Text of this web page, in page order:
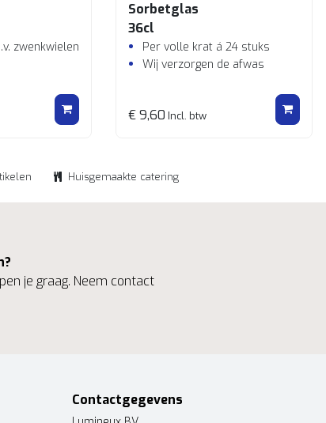
zwenkwielen inclusief rem
Sorbetglas
36cl
Per volle krat á 24 stuks
Wij verzorgen de afwas
€ 9,60 Incl. btw
Huisgemaakte catering
je graag. Neem contact
Contactgegevens